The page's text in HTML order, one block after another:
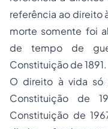
referência ao direito
morte somente foi
de tempo de
Constituição de 1891.
O direito à vida só
Constituição de
Constituição de